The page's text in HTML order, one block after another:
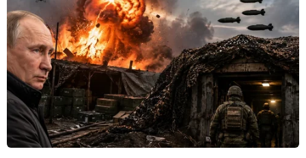
Chiến dịch thanh niên tình nguyện: Lan
tỏa những giá trị tốt đẹp